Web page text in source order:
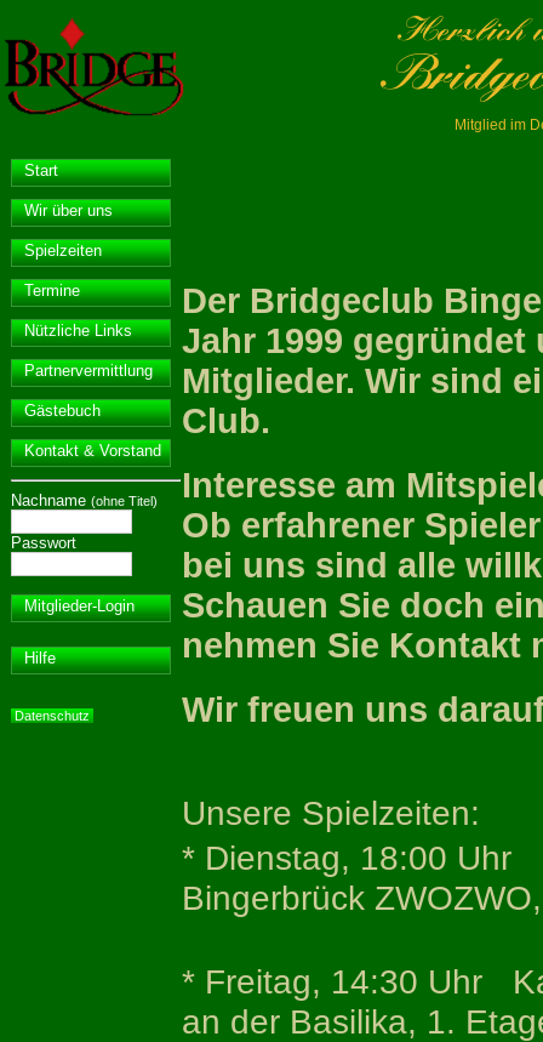
Mitglied im
Start
Wir über uns
Spielzeiten
Termine
Nützliche Links
Partnervermittlung
Gästebuch
Kontakt & Vorstand
Nachname (ohne Titel)
Passwort
Mitglieder-Login
Hilfe
Datenschutz
Der Bridgeclub
Jahr 1999
Mitglieder. Wir sind
Club.
Interesse am
Ob erfahrener
bei uns sind alle
Schauen Sie doch
nehmen Sie Kontakt
Wir freuen uns
Unsere Spielzeiten:
* Dienstag, 18:00 Uhr
Bingerbrück
* Freitag, 14:30 Uhr
an der Basilika, 1.